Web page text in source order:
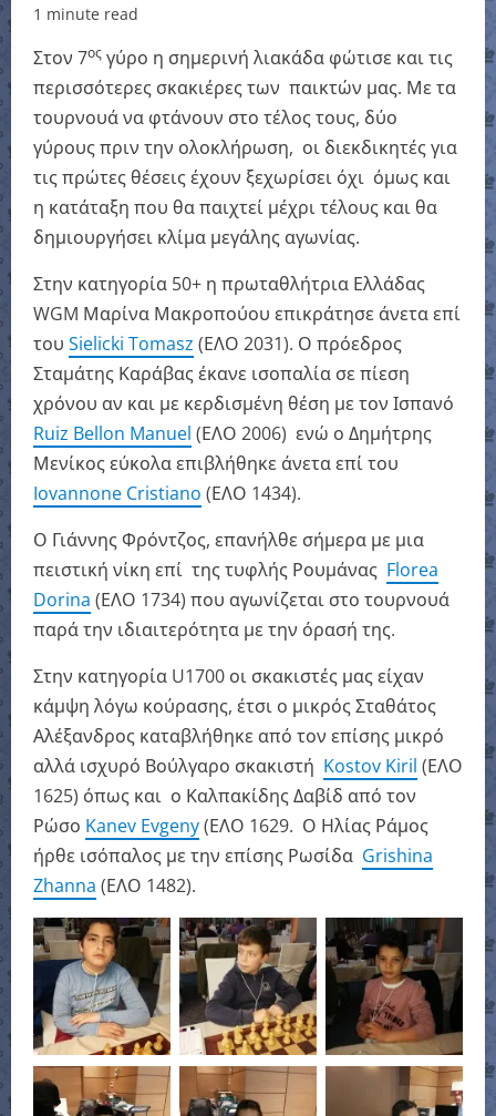
1 minute read
Στον 7ος γύρο η σημερινή λιακάδα φώτισε και τις
περισσότερες σκακιέρες των παικτών μας. Με τα
τουρνουά να φτάνουν στο τέλος τους, δύο
γύρους πριν την ολοκλήρωση, οι διεκδικητές για
τις πρώτες θέσεις έχουν ξεχωρίσει όχι όμως και
η κατάταξη που θα παιχτεί μέχρι τέλους και θα
δημιουργήσει κλίμα μεγάλης αγωνίας.
Στην κατηγορία 50+ η πρωταθλήτρια Ελλάδας
WGM Μαρίνα Μακροπούου επικράτησε άνετα επί
του Sielicki Tomasz (ΕΛΟ 2031). Ο πρόεδρος
Σταμάτης Καράβας έκανε ισοπαλία σε πίεση
χρόνου αν και με κερδισμένη θέση με τον Ισπανό
Ruiz Bellon Manuel (ΕΛΟ 2006) ενώ ο Δημήτρης
Μενίκος εύκολα επιβλήθηκε άνετα επί του
Iovannone Cristiano (ΕΛΟ 1434).
Ο Γιάννης Φρόντζος, επανήλθε σήμερα με μια
πειστική νίκη επί της τυφλής Ρουμάνας Florea
Dorina (ΕΛΟ 1734) που αγωνίζεται στο τουρνουά
παρά την ιδιαιτερότητα με την όρασή της.
Στην κατηγορία U1700 οι σκακιστές μας είχαν
κάμψη λόγω κούρασης, έτσι ο μικρός Σταθάτος
Αλέξανδρος καταβλήθηκε από τον επίσης μικρό
αλλά ισχυρό Βούλγαρο σκακιστή Kostov Kiril (ΕΛΟ
1625) όπως και ο Καλπακίδης Δαβίδ από τον
Ρώσο Kanev Evgeny(ΕΛΟ 1629. Ο Ηλίας Ράμος
ήρθε ισόπαλος με την επίσης Ρωσίδα Grishina
Zhanna (ΕΛΟ 1482).